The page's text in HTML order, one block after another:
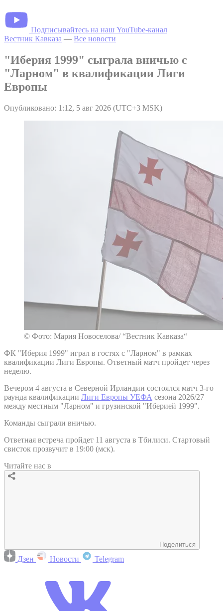
Подписывайтесь на наш YouTube-канал
Вестник Кавказа — Все новости
"Иберия 1999" сыграла вничью с
"Ларном" в квалификации Лиги
Европы
Опубликовано: 1:12, 5 авг 2026 (UTC+3 MSK)
© Фото: Мария Новоселова/ “Вестник Кавказа“
ФК "Иберия 1999" играл в гостях с "Ларном" в рамках
квалификации Лиги Европы. Ответный матч пройдет через
неделю.
Вечером 4 августа в Северной Ирландии состоялся матч 3-го
раунда квалификации Лиги Европы УЕФА сезона 2026/27
между местным "Ларном" и грузинской "Иберией 1999".
Команды сыграли вничью.
Ответная встреча пройдет 11 августа в Тбилиси. Стартовый
свисток прозвучит в 19:00 (мск).
Читайте нас в
Поделиться
Дзен Новости Telegram